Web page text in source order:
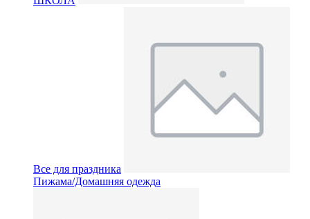
Все для праздника
Пижама/Домашняя одежда